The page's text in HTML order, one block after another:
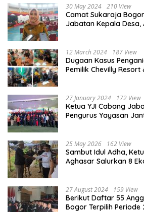
30 May 2024 210 View
Camat Sukaraja
Jabatan Kepala Desa,
12 March 2024 187 View
Dugaan Kasus
Pemilik Chevilly
27 January 2024 172 View
Ketua YJI Cabang
Pengurus Yayasan
25 May 2026 162 View
Sambut Idul Adha,
Aghasar Salurkan 8
27 August 2024 159 View
Berikut Daftar 55
Bogor Terpilih Periode